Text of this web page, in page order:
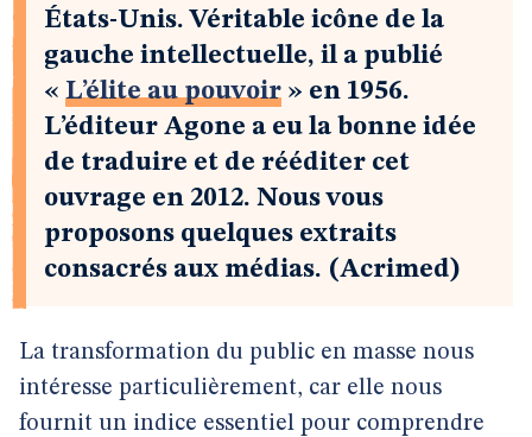
États-Unis. Véritable icône de la
gauche intellectuelle, il a publié
« L’élite au pouvoir » en 1956.
L’éditeur Agone a eu la bonne idée
de traduire et de rééditer cet
ouvrage en 2012. Nous vous
proposons quelques extraits
consacrés aux médias. (Acrimed)
La transformation du public en masse nous
intéresse particulièrement, car elle nous
fournit un indice essentiel pour comprendre